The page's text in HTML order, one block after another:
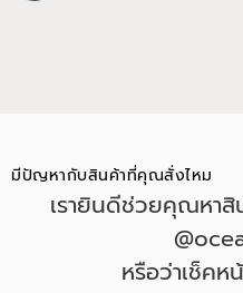
มีปัญหากับสินค้าที่คุณสั่งไหม
เรายินดีช่วยคุณหา
หรือว่าเช็คห